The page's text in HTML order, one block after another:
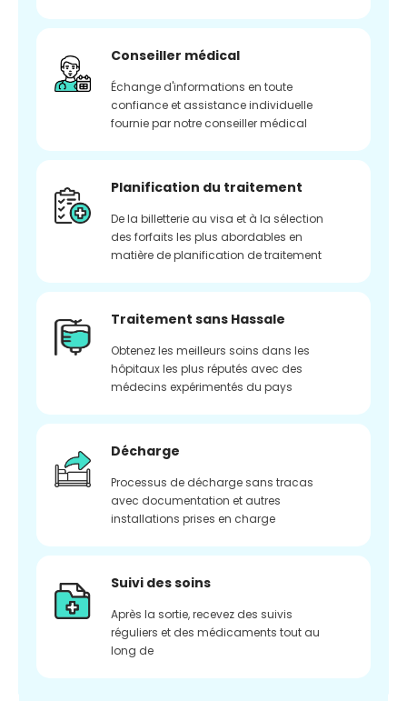
Conseiller médical
Échange d'informations en toute
confiance et assistance individuelle
fournie par notre conseiller médical
Planification du traitement
De la billetterie au visa et à la sélection
des forfaits les plus abordables en
matière de planification de traitement
Traitement sans Hassale
Obtenez les meilleurs soins dans les
hôpitaux les plus réputés avec des
médecins expérimentés du pays
Décharge
Processus de décharge sans tracas
avec documentation et autres
installations prises en charge
Suivi des soins
Après la sortie, recevez des suivis
réguliers et des médicaments tout au
long de